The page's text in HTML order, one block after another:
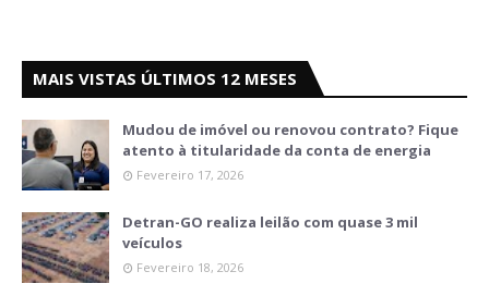
MAIS VISTAS ÚLTIMOS 12 MESES
Mudou de imóvel ou renovou contrato? Fique
atento à titularidade da conta de energia
Fevereiro 17, 2026
Detran-GO realiza leilão com quase 3 mil
veículos
Fevereiro 18, 2026